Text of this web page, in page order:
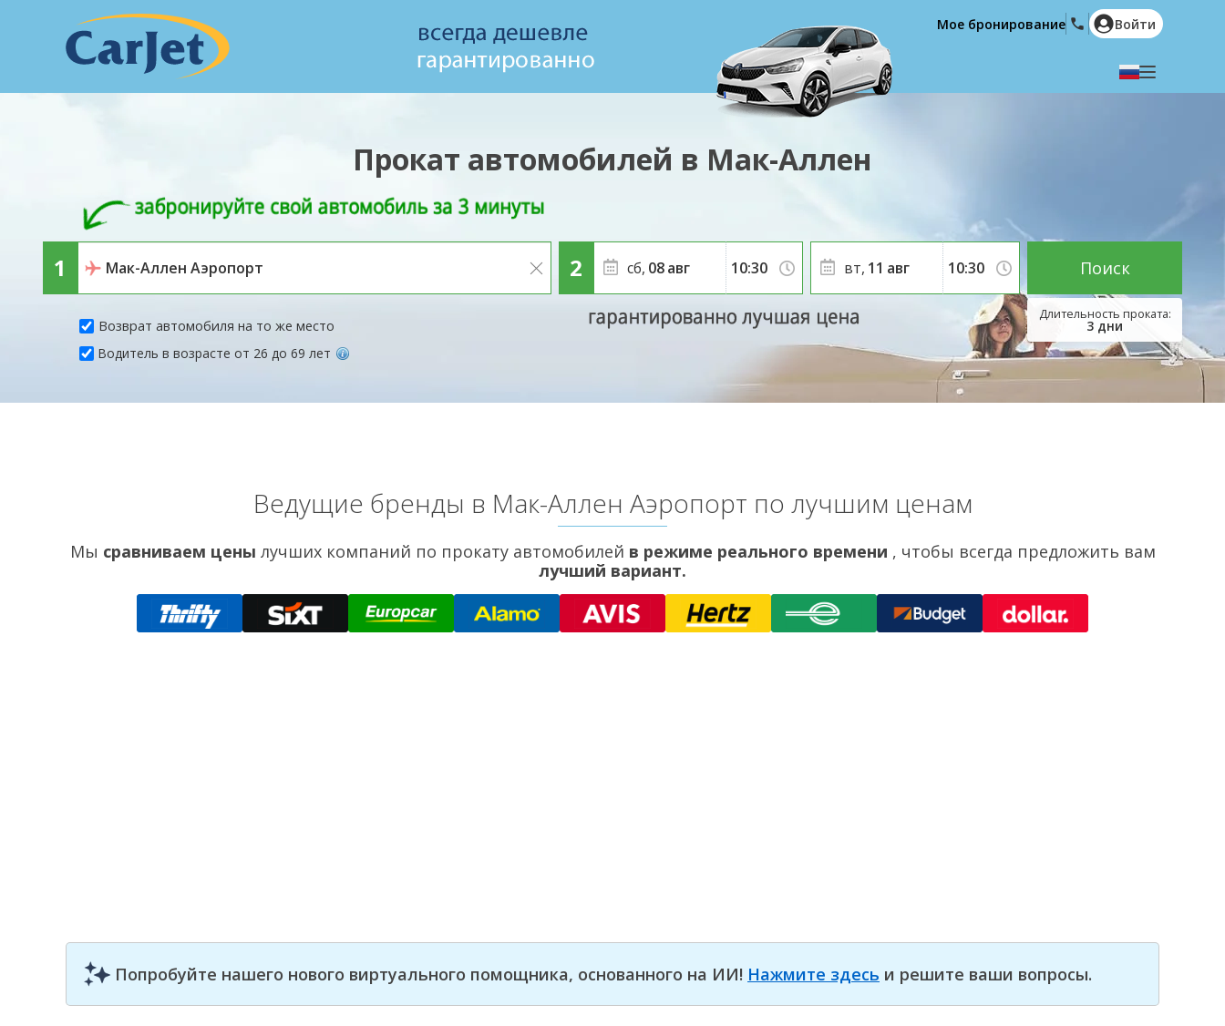
English (US)
Română
Ελληνικά
Hrvatski
العربية
Мое бронирование Войти
Прокат автомобилей в Мак-Аллен
Возврат автомобиля на то же место
сб, 08авг
3 дни
вт, 11 авг
Водитель в возрасте от 26 до 69 лет
Поиск
Ведущие бренды в Мак-Аллен Аэропорт по лучшим ценам
Мы сравниваем цены лучших компаний по прокату автомобилей в режиме реального времени , чтобы всегда предложить вам
лучший вариант.
Попробуйте нашего нового виртуального помощника, основанного на ИИ! Нажмите здесь и решите ваши вопросы.